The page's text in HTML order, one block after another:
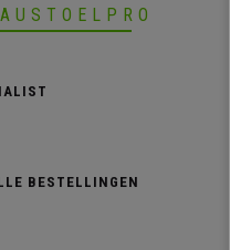
BESTELLINGEN